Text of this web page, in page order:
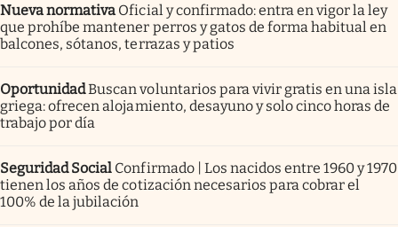
Nueva normativa Oficial y confirmado: entra en vigor la ley
que prohíbe mantener perros y gatos de forma habitual en
balcones, sótanos, terrazas y patios
OportunidadBuscan voluntarios para vivir gratis en una isla
griega: ofrecen alojamiento, desayuno y solo cinco horas de
trabajo por día
Seguridad Social Confirmado | Los nacidos entre 1960 y 1970
tienen los años de cotización necesarios para cobrar el
100% de la jubilación